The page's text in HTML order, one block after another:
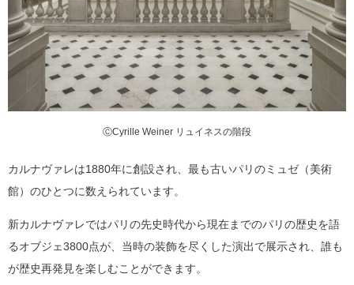
ⒸCyrille Weiner リュイネスの階段
カルナヴァレは1880年に創設され、最も古いパリのミュゼ（美術
館）のひとつに数えられています。
新カルナヴァレではパリの先史時代から現在までのパリの歴史を語
るオブジェ3800点が、当時の装飾を尽くした演出で展示され、誰も
が歴史再発見を楽しむことができます。